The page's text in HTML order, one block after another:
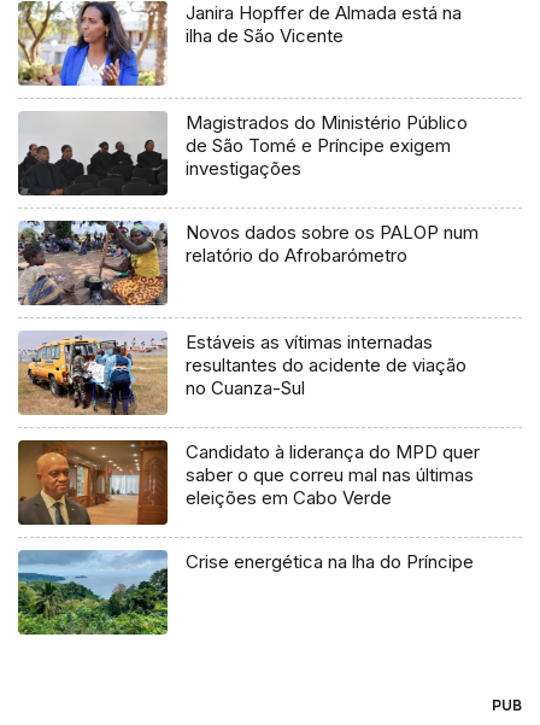
Janira Hopffer de Almada está na
ilha de São Vicente
Magistrados do Ministério Público
de São Tomé e Príncipe exigem
investigações
Novos dados sobre os PALOP num
relatório do Afrobarómetro
Estáveis as vítimas internadas
resultantes do acidente de viação
no Cuanza-Sul
Candidato à liderança do MPD quer
saber o que correu mal nas últimas
eleições em Cabo Verde
Crise energética na lha do Príncipe
PUB